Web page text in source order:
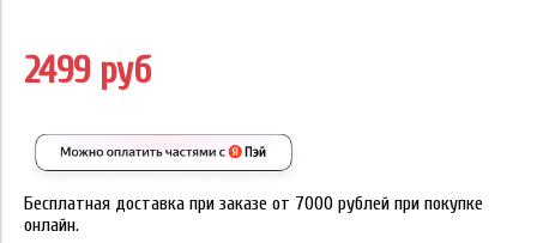
2499 руб
Бесплатная доставка при заказе от 7000 рублей при покупке
онлайн.